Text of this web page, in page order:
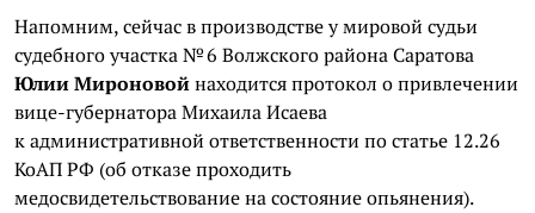
Напомним, сейчас в производстве у мировой судьи
судебного участка № 6 Волжского района Саратова
Юлии Мироновойнаходится протокол о привлечении
вице-губернатора Михаила Исаева
к административной ответственности по статье 12.26
КоАП РФ (об отказе проходить
медосвидетельствование на состояние опьянения).